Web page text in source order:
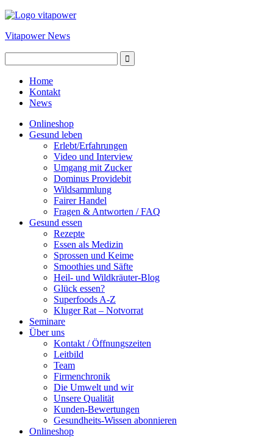
Vitapower News
Home
Kontakt
News
Onlineshop
Gesund leben
Erlebt/Erfahrungen
Video und Interview
Umgang mit Zucker
Dominus Providebit
Wildsammlung
Fairer Handel
Fragen & Antworten / FAQ
Gesund essen
Rezepte
Essen als Medizin
Sprossen und Keime
Smoothies und Säfte
Heil- und Wildkräuter-Blog
Glück essen?
Superfoods A-Z
Kluger Rat – Notvorrat
Seminare
Über uns
Kontakt / Öffnungszeiten
Leitbild
Team
Firmenchronik
Die Umwelt und wir
Unsere Qualität
Kunden-Bewertungen
Gesundheits-Wissen abonnieren
Onlineshop